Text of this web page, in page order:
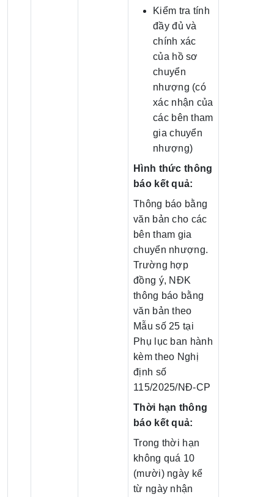
Kiểm tra tính
đầy đủ và
chính xác
của hồ sơ
chuyển
nhượng (có
xác nhận của
các bên tham
gia chuyển
nhượng)
Hình thức thông
báo kết quả:
Thông báo bằng
văn bản cho các
bên tham gia
chuyển nhượng.
Trường hợp
đồng ý, NĐK
thông báo bằng
văn bản theo
Mẫu số 25 tại
Phụ lục ban hành
kèm theo Nghị
định số
115/2025/NĐ-CP
Thời hạn thông
báo kết quả:
Trong thời hạn
không quá 10
(mười) ngày kể
từ ngày nhận